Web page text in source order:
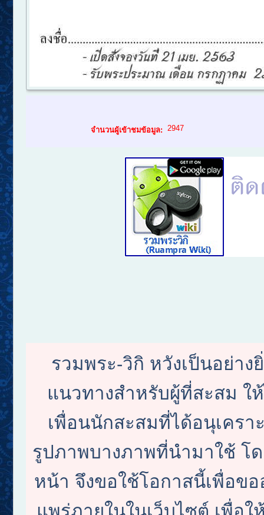
จำนวนผู้เข้าชมข้อมูล: 2947
รวมพระ-วิกิ หวังเป็นอย่า
แนวทางสำหรับผู้ที่สะสม
เพื่อนนักสะสมที่ได้อนุเคร
รูปภาพบางภาพที่นำมาใช้ โ
หน้า จึงขอใช้โอกาสนี้เพื่อข